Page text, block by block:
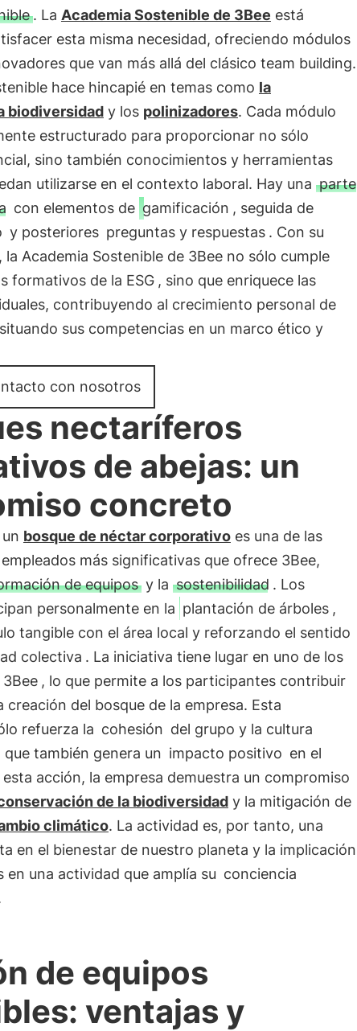
. La Academia Sostenible de 3Bee está
esta misma necesidad, ofreciendo módulos
que van más allá del clásico team building.
hace hincapié en temas como la
biodiversidady los polinizadores. Cada módulo
estructurado para proporcionar no sólo
sino también conocimientos y herramientas
utilizarse en el contexto laboral. Hay una parte
con elementos de gamificación , seguida de
y posteriores preguntas y respuestas . Con su
Academia Sostenible de 3Bee no sólo cumple
formativos de la ESG , sino que enriquece las
contribuyendo al crecimiento personal de
sus competencias en un marco ético y
con nosotros
nectaríferos
de abejas: un
concreto
bosque de néctar corporativoes una de las
más significativas que ofrece 3Bee,
de equiposy la sostenibilidad . Los
personalmente en la plantación de árboles ,
tangible con el área local y reforzando el sentido
colectiva . La iniciativa tiene lugar en uno de los
3Bee , lo que permite a los participantes contribuir
creación del bosque de la empresa. Esta
refuerza la cohesión del grupo y la cultura
también genera un impacto positivo en el
acción, la empresa demuestra un compromiso
de la biodiversidady la mitigación de
climático. La actividad es, por tanto, una
en el bienestar de nuestro planeta y la implicación
en una actividad que amplía su conciencia
de equipos
ventajas y